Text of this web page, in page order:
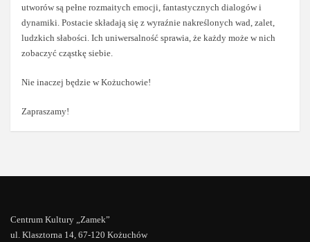
utworów są pełne rozmaitych emocji, fantastycznych dialogów i
dynamiki. Postacie składają się z wyraźnie nakreślonych wad, zalet,
ludzkich słabości. Ich uniwersalność sprawia, że każdy może w nich
zobaczyć cząstkę siebie.
Nie inaczej będzie w Kożuchowie!
Zapraszamy!
Centrum Kultury „Zamek”
ul. Klasztorna 14, 67-120 Kożuchów